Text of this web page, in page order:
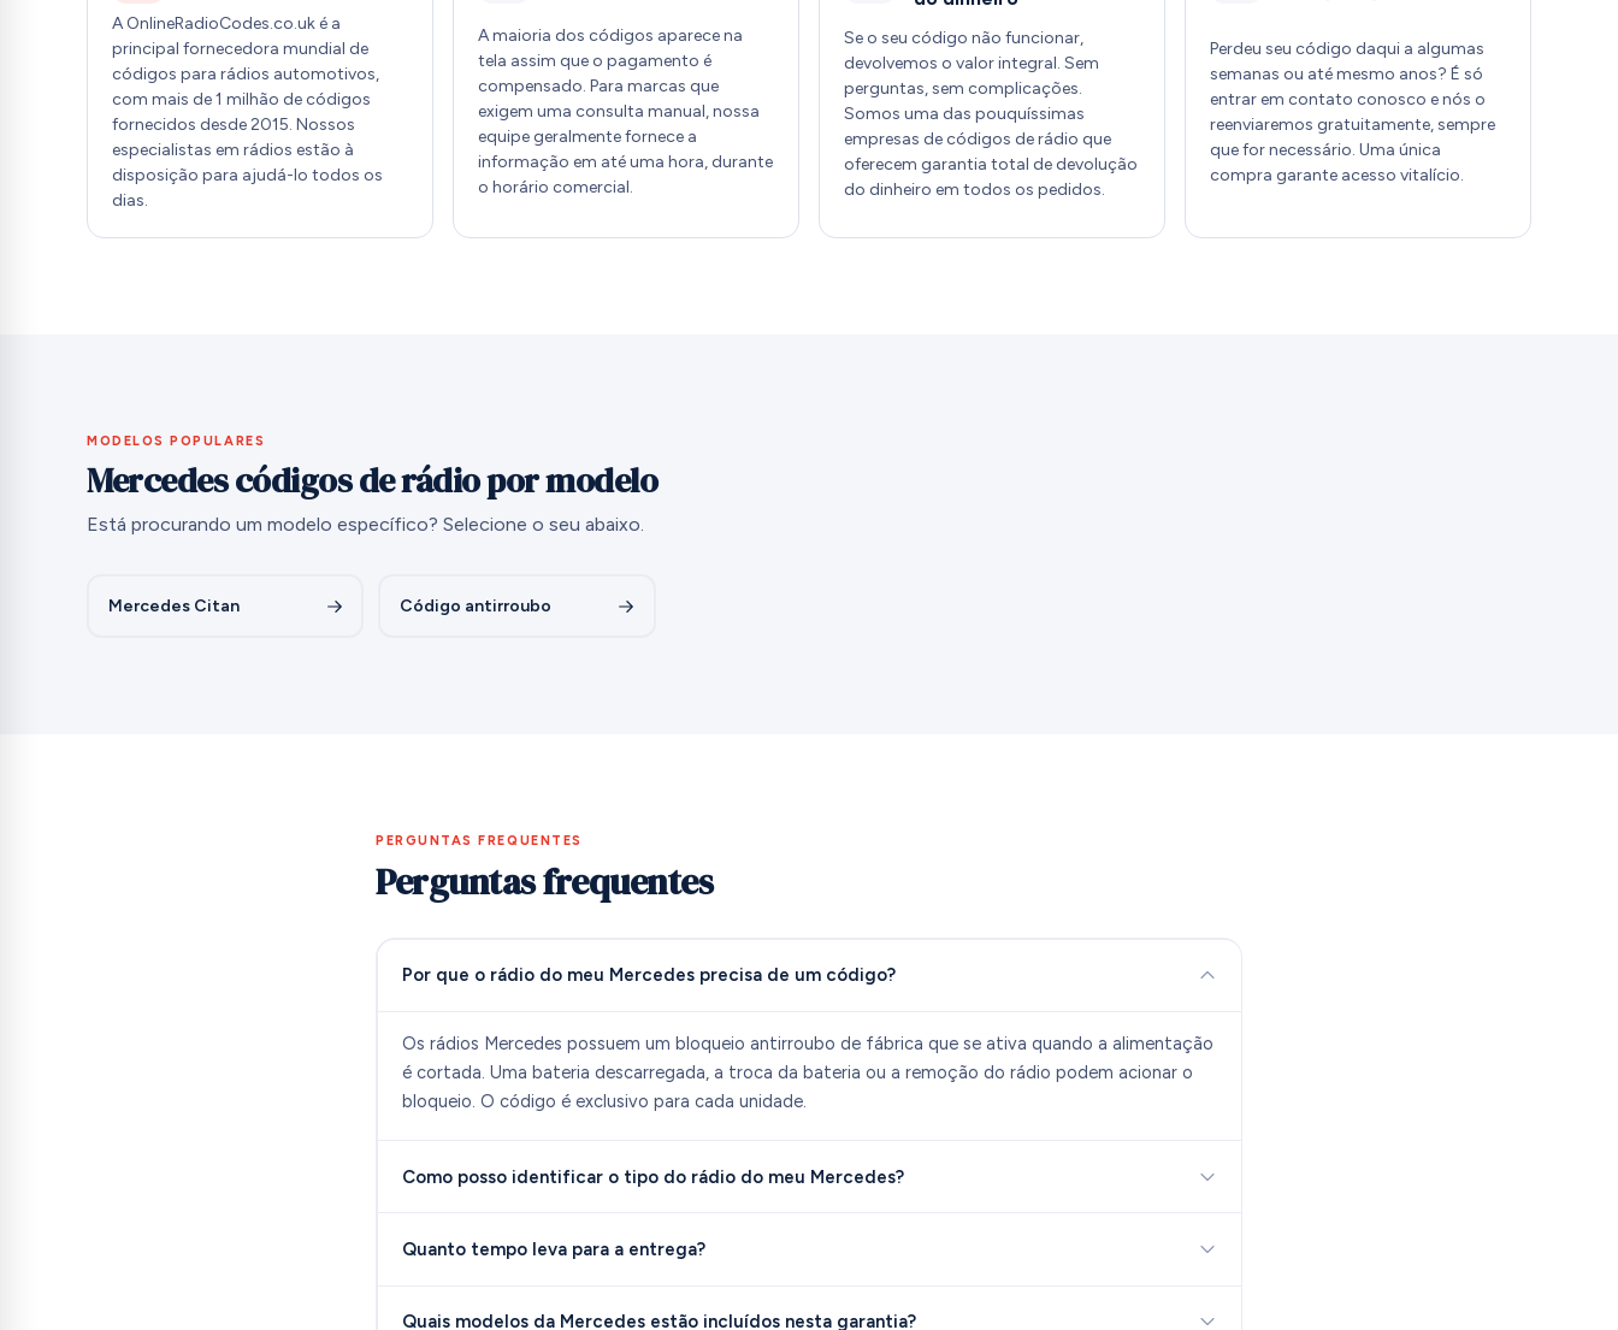
A OnlineRadioCodes.co.uk é a
principal fornecedora mundial de
códigos para rádios automotivos,
com mais de 1 milhão de códigos
fornecidos desde 2015. Nossos
especialistas em rádios estão à
disposição para ajudá-lo todos os
dias.
A maioria dos códigos aparece na
tela assim que o pagamento é
compensado. Para marcas que
exigem uma consulta manual, nossa
equipe geralmente fornece a
informação em até uma hora, durante
o horário comercial.
Se o seu código não funcionar,
devolvemos o valor integral. Sem
perguntas, sem complicações.
Somos uma das pouquíssimas
empresas de códigos de rádio que
oferecem garantia total de devolução
do dinheiro em todos os pedidos.
Perdeu seu código daqui a algumas
semanas ou até mesmo anos? É só
entrar em contato conosco e nós o
reenviaremos gratuitamente, sempre
que for necessário. Uma única
compra garante acesso vitalício.
MODELOS POPULARES
Mercedes códigos de rádio por modelo
Está procurando um modelo específico? Selecione o seu abaixo.
Mercedes Citan Código antirroubo
PERGUNTAS FREQUENTES
Perguntas frequentes
Por que o rádio do meu Mercedes precisa de um código?
Os rádios Mercedes possuem um bloqueio antirroubo de fábrica que se ativa quando a alimentação
é cortada. Uma bateria descarregada, a troca da bateria ou a remoção do rádio podem acionar o
bloqueio. O código é exclusivo para cada unidade.
Como posso identificar o tipo do rádio do meu Mercedes?
Quanto tempo leva para a entrega?
Quais modelos da Mercedes estão incluídos nesta garantia?